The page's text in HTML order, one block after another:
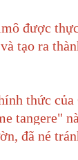
được thực
tạo ra
thức của
tangere"
đã né